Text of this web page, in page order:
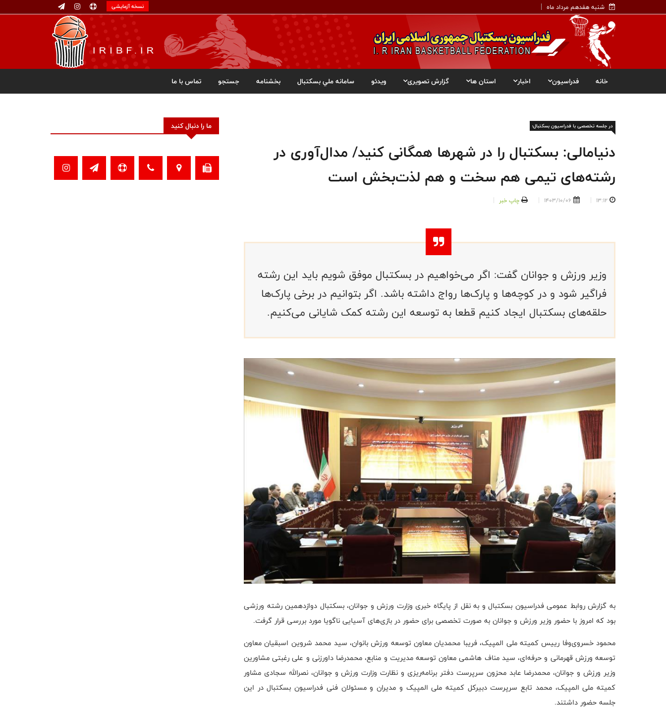
شنبه هفدهم مرداد ماه نسخه آزمایشی
خانه فدراسیون اخبار استان ها گزارش تصویری ویدئو سامانه ملي بسکتبال بخشنامه جستجو تماس با ما
در جلسه تخصصی با فدراسیون بسکتبال؛
دنیامالی: بسکتبال را در شهرها همگانی کنید/ مدال‌آوری در
رشته‌های تیمی هم سخت و هم لذت‌بخش است
13:12
1403/10/06 چاپ خبر
وزیر ورزش و جوانان گفت: اگر می‌خواهیم در بسکتبال موفق شویم باید این رشته
فراگیر شود و در کوچه‌ها و پارک‌ها رواج داشته باشد‌. اگر بتوانیم در برخی پارک‌ها
حلقه‌های بسکتبال ایجاد کنیم قطعا به توسعه این رشته کمک شایانی می‌کنیم.
به گزارش روابط عمومی فدراسیون بسکتبال و به نقل از پایگاه خبری وزارت ورزش و جوانان، بسکتبال دوازدهمین رشته ورزشی
بود که امروز با حضور وزیر ورزش و جوانان به صورت تخصصی برای حضور در بازی‌های آسیایی ناگویا مورد بررسی قرار گرفت.
محمود خسروی‌وفا رییس کمیته ملی المپیک، فریبا محمدیان معاون توسعه ورزش بانوان، سید محمد شروین اسبقیان معاون
توسعه ورزش قهرمانی و حرفه‌ای، سید مناف هاشمی معاون توسعه مدیریت و منابع، محمدرضا داورزنی و علی رغبتی مشاورین
وزیر ورزش و جوانان، محمدرضا عابد محزون سرپرست دفتر برنامه‌ریزی و نظارت وزارت ورزش و جوانان، نصرالله سجادی مشاور
کمیته ملی المپیک، محمد تابع سرپرست دبیرکل کمیته ملی المپیک و مدیران و مسئولان فنی فدراسیون بسکتبال در این
جلسه حضور داشتند.
ما را دنبال کنید